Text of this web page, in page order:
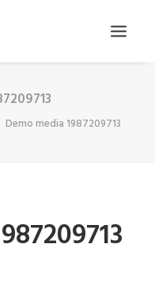
Demo media 1987209713